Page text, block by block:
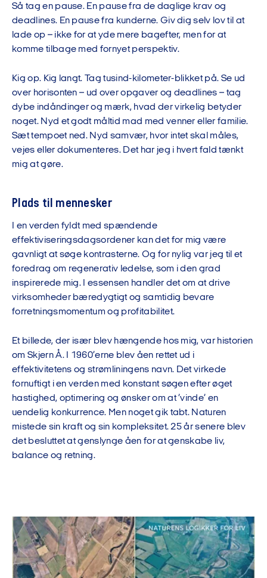
Så tag en pause. En pause fra de daglige krav og
deadlines. En pause fra kunderne. Giv dig selv lov til at
lade op – ikke for at yde mere bagefter, men for at
komme tilbage med fornyet perspektiv.
Kig op. Kig langt. Tag tusind-kilometer-blikket på. Se ud
over horisonten – ud over opgaver og deadlines – tag
dybe indåndinger og mærk, hvad der virkelig betyder
noget. Nyd et godt måltid mad med venner eller familie.
Sæt tempoet ned. Nyd samvær, hvor intet skal måles,
vejes eller dokumenteres. Det har jeg i hvert fald tænkt
mig at gøre.
Plads til mennesker
I en verden fyldt med spændende
effektiviseringsdagsordener kan det for mig være
gavnligt at søge kontrasterne. Og for nylig var jeg til et
foredrag om regenerativ ledelse, som i den grad
inspirerede mig. I essensen handler det om at drive
virksomheder bæredygtigt og samtidig bevare
forretningsmomentum og profitabilitet.
Et billede, der især blev hængende hos mig, var historien
om Skjern Å. I 1960’erne blev åen rettet ud i
effektivitetens og strømliningens navn. Det virkede
fornuftigt i en verden med konstant søgen efter øget
hastighed, optimering og ønsker om at ’vinde’ en
uendelig konkurrence. Men noget gik tabt. Naturen
mistede sin kraft og sin kompleksitet. 25 år senere blev
det besluttet at genslynge åen for at genskabe liv,
balance og retning.